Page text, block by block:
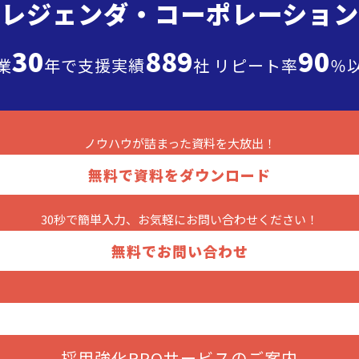
ジェンダ・ コーポレーショ
30年で支援実績889社 リピート率90％
ノウハウが詰まった資料を大放出！
無料で資料をダウンロード
30秒で簡単入力、お気軽にお問い合わせください！
無料でお問い合わせ